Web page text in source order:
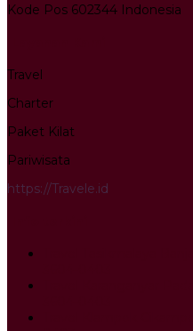
Kode Pos 602344 Indonesia
Travel
Charter
Paket Kilat
Pariwisata
https://Travele.id